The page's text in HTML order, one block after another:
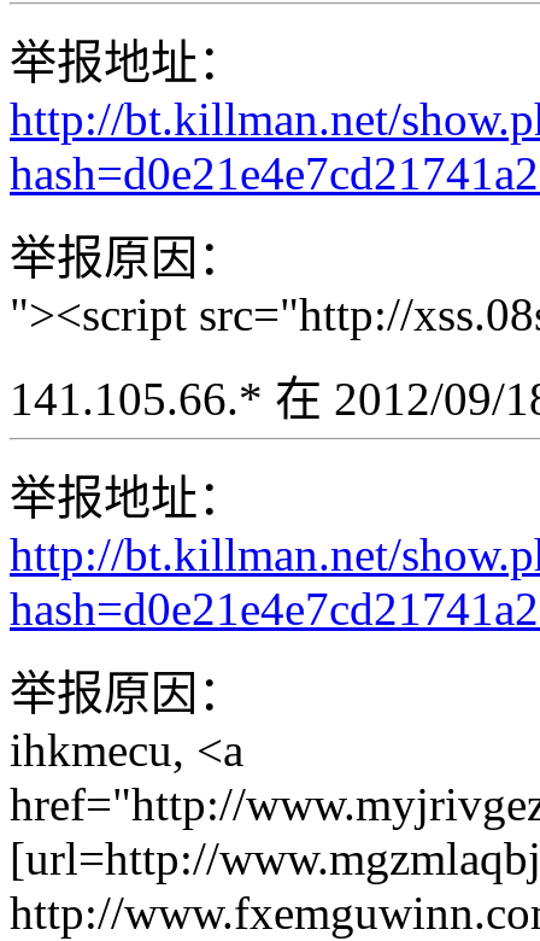
举报地址：
http://bt.killman.net/
举报原因：
"><script src="http://
141.105.66.* 在 2012/09/
举报地址：
http://bt.killman.net/
举报原因：
ihkmecu, <a
href="http://
[url=http://
http://